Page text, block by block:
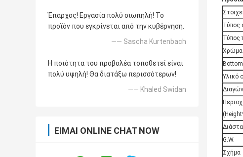
Έπαρχος! Εργασία πολύ σιωπηλή! Το
προϊόν που εγκρίνεται από την κυβέρνηση.
—— Sascha Kurtenbach
Η ποιότητα του προβολέα τοποθετεί είναι
πολύ υψηλή! Θα διατάξω περισσότερων!
—— Khaled Swidan
ΕΊΜΑΙ ONLINE CHAT NOW
Τύπος
Τύπος
Χρώμα
Υλικό
G.W.
Σχήμα